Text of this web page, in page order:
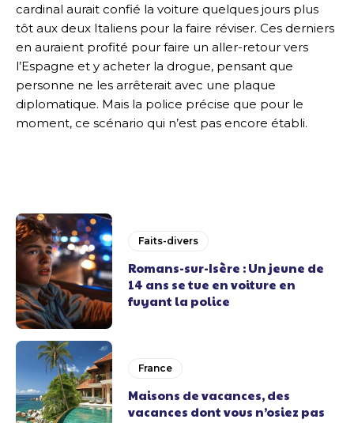
cardinal aurait confié la voiture quelques jours plus
tôt aux deux Italiens pour la faire réviser. Ces derniers
en auraient profité pour faire un aller-retour vers
l’Espagne et y acheter la drogue, pensant que
personne ne les arrêterait avec une plaque
diplomatique. Mais la police précise que pour le
moment, ce scénario qui n’est pas encore établi.
Faits-divers
Romans-sur-Isère : Un jeune de
14 ans se tue en voiture en
fuyant la police
France
Maisons de vacances, des
vacances dont vous n’osiez pas